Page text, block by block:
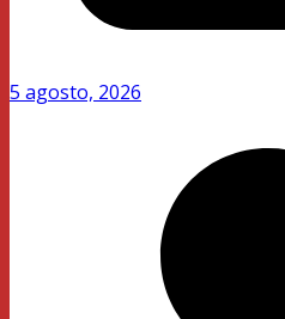
5 agosto, 2026